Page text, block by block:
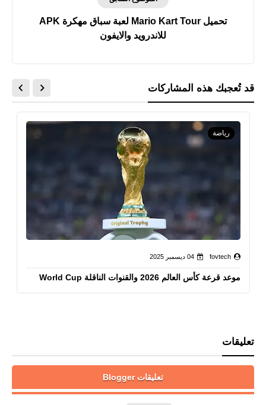
تحميل Mario Kart Tour لعبة سباق مهكرة APK
للاندرويد والايفون
قد تُعجبك هذه المشاركات
رياضة
fovtech 04 ديسمبر 2025
موعد قرعة كأس العالم 2026 والقنوات الناقلة World Cup
تعليقات
تعليقات Blogger